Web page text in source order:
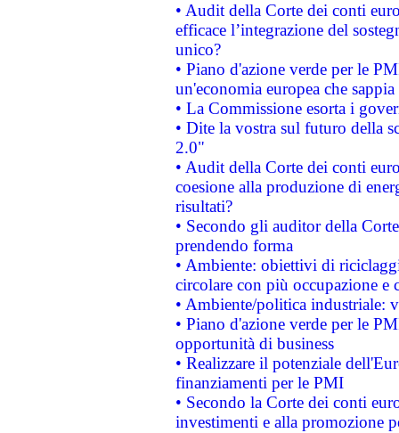
• Audit della Corte dei conti
efficace l’integrazione del
unico?
• Piano d'azione verde per le
un'economia europea che
• La Commissione esorta i
• Dite la vostra sul futuro della
2.0"
• Audit della Corte dei conti
coesione alla produzione di
risultati?
• Secondo gli auditor della
prendendo forma
• Ambiente: obiettivi di
circolare con più occupazione e
• Ambiente/politica industriale:
• Piano d'azione verde per le
opportunità di business
• Realizzare il potenziale
finanziamenti per le PMI
• Secondo la Corte dei conti
investimenti e alla promozione